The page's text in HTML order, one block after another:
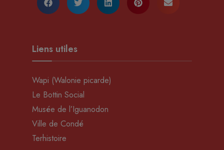
Liens utiles
Wapi (Walonie picarde)
Le Bottin Social
Musée de l’Iguanodon
Ville de Condé
Terhistoire